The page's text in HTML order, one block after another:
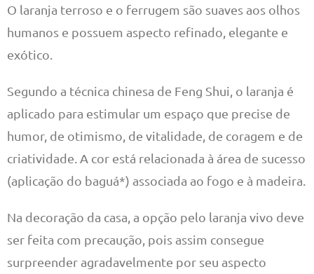
O laranja terroso e o ferrugem são suaves aos olhos
humanos e possuem aspecto refinado, elegante e
exótico.
Segundo a técnica chinesa de Feng Shui, o laranja é
aplicado para estimular um espaço que precise de
humor, de otimismo, de vitalidade, de coragem e de
criatividade. A cor está relacionada à área de sucesso
(aplicação do baguá*) associada ao fogo e à madeira.
Na decoração da casa, a opção pelo laranja vivo deve
ser feita com precaução, pois assim consegue
surpreender agradavelmente por seu aspecto